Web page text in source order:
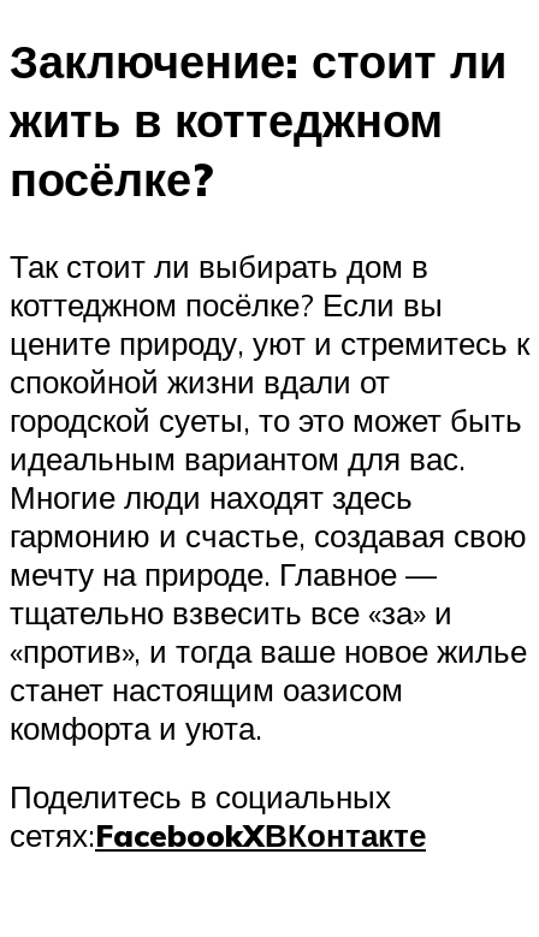
Заключение: стоит ли
жить в коттеджном
посёлке?
Так стоит ли выбирать дом в
коттеджном посёлке? Если вы
цените природу, уют и стремитесь к
спокойной жизни вдали от
городской суеты, то это может быть
идеальным вариантом для вас.
Многие люди находят здесь
гармонию и счастье, создавая свою
мечту на природе. Главное —
тщательно взвесить все «за» и
«против», и тогда ваше новое жилье
станет настоящим оазисом
комфорта и уюта.
Поделитесь в социальных
сетях:FacebookXВКонтакте